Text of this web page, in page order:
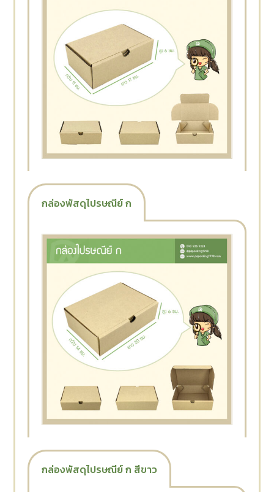
กล่องพัสดุไปรษณีย์ ก
กล่องพัสดุไปรษณีย์ ก สีขาว